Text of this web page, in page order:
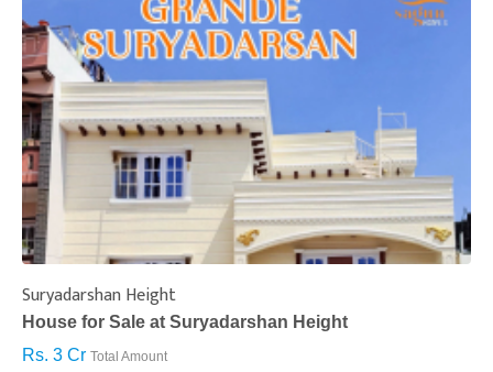
Suryadarshan Height
House for Sale at Suryadarshan Height
Rs. 3 Cr Total Amount